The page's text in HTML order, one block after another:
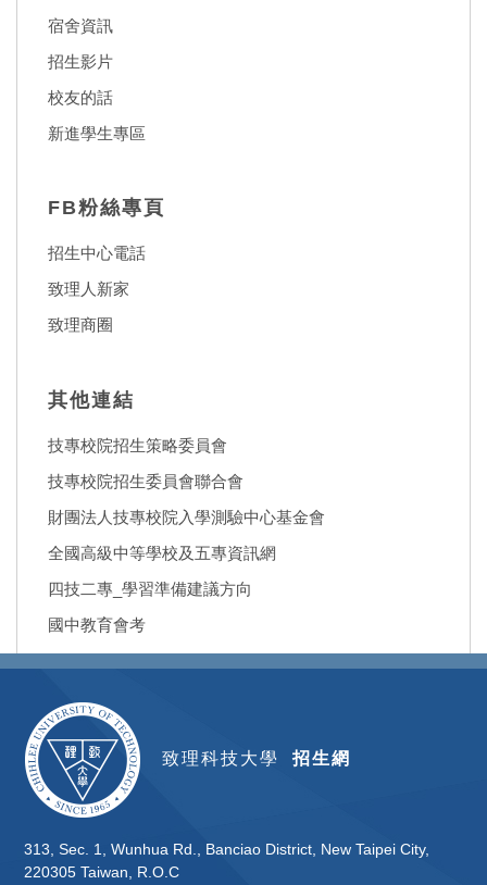
宿舍資訊
招生影片
校友的話
新進學生專區
FB粉絲專頁
招生中心電話
致理人新家
致理商圈
其他連結
技專校院招生策略委員會
技專校院招生委員會聯合會
財團法人技專校院入學測驗中心基金會
全國高級中等學校及五專資訊網
四技二專_學習準備建議方向
國中教育會考
致理科技大學招生網
313, Sec. 1, Wunhua Rd., Banciao District, New Taipei City,
220305 Taiwan, R.O.C